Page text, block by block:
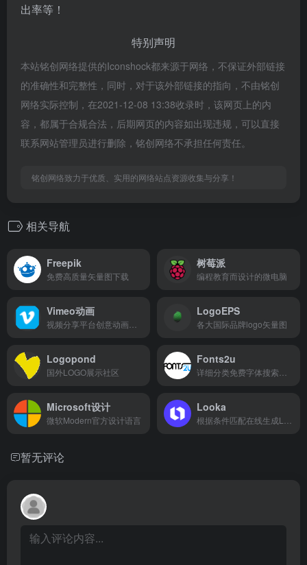
出率等！
特别声明
本站铭创网络提供的Iconshock都来源于网络，不保证外部链接
的准确性和完整性，同时，对于该外部链接的指向，不由铭创
网络实际控制，在2021-12-08 13:38收录时，该网页上的内
容，都属于合规合法，后期网页的内容如出现违规，可以直接
联系网站管理员进行删除，铭创网络不承担任何责任。
铭创网络致力于优质、实用的网络站点资源收集与分享！
相关导航
Freepik
免费高质量矢量图下载
树莓派
编程教育而设计的微电脑
Vimeo动画
视频分享平台创意动画频道[需要翻墙]
LogoEPS
各大国际品牌logo矢量图
Logopond
国外LOGO展示社区
Fonts2u
详细分类免费字体搜索下载库
Microsoft设计
微软Modern官方设计语言
Looka
根据条件匹配在线生成Logo
暂无评论